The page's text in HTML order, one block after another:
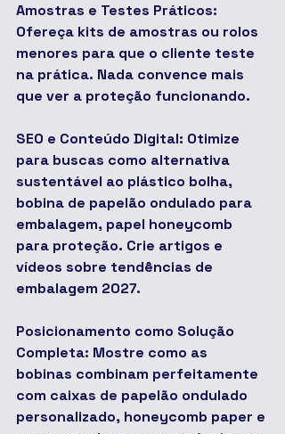
Amostras e Testes Práticos:
Ofereça kits de amostras ou rolos
menores para que o cliente teste
na prática. Nada convence mais
que ver a proteção funcionando.
SEO e Conteúdo Digital: Otimize
para buscas como alternativa
sustentável ao plástico bolha,
bobina de papelão ondulado para
embalagem, papel honeycomb
para proteção. Crie artigos e
vídeos sobre tendências de
embalagem 2027.
Posicionamento como Solução
Completa: Mostre como as
bobinas combinam perfeitamente
com caixas de papelão ondulado
personalizado, honeycomb paper e